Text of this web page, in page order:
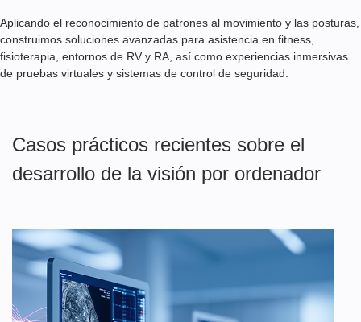
Aplicando el reconocimiento de patrones al movimiento y las posturas,
construimos soluciones avanzadas para asistencia en fitness,
fisioterapia, entornos de RV y RA, así como experiencias inmersivas
de pruebas virtuales y sistemas de control de seguridad.
Casos prácticos recientes sobre el
desarrollo de la visión por ordenador